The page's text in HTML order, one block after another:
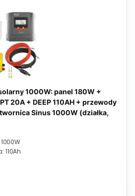
1000W: panel 180W +
20A + DEEP 110AH + przewody
Sinus 1000W (działka,